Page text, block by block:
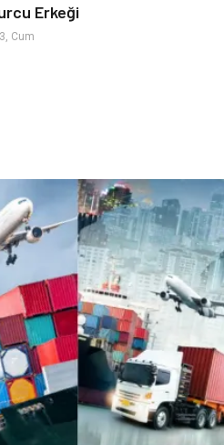
Keyfinizi Kaçırmayın
Çadır
Pet Malzemeleri
Erkeği
Cum